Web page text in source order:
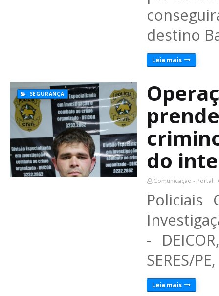
destino
Leia mais
SEGURANÇA
do
Comunicação - Portal
Policiais
-
SERES/
Leia mais